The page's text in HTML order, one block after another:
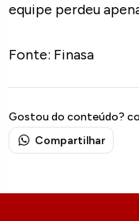
equipe perdeu
Fonte: Finasa
Gostou do conteúdo?
Compartilhar